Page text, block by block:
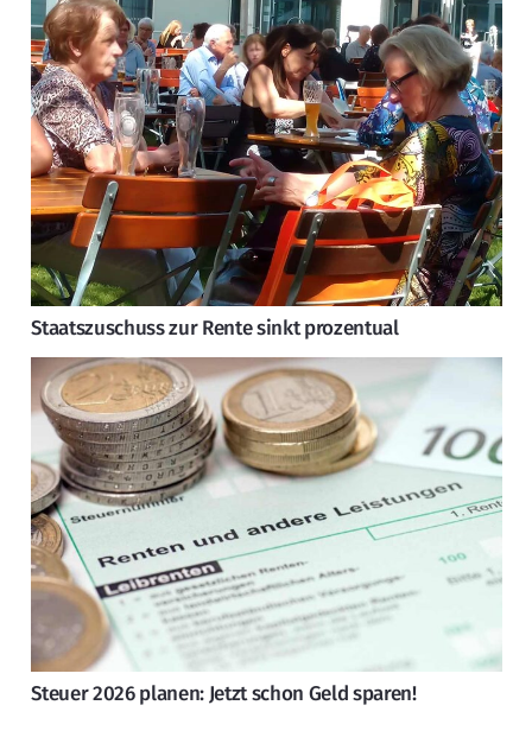
Staatszuschuss zur Rente sinkt prozentual
Steuer 2026 planen: Jetzt schon Geld sparen!